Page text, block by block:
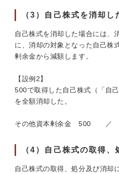
（3）自己株式を消却し
自己株式を消却した場合には、
に、消却の対象となった自己株
剰余金から減額します。
【設例2】
500で取得した自己株式（「自
を全額消却した。
その他資本剰余金 500
（4）自己株式の取得
自己株式の取得、処分及び消却